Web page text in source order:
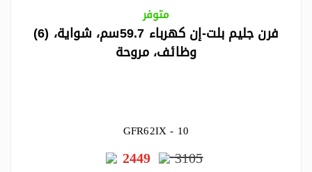
متوفر
فرن جليم بلت-إن كهرباء 59.7سم، شواية، (6)
وظائف، مروحة
GFR62IX - 10
3105
2449